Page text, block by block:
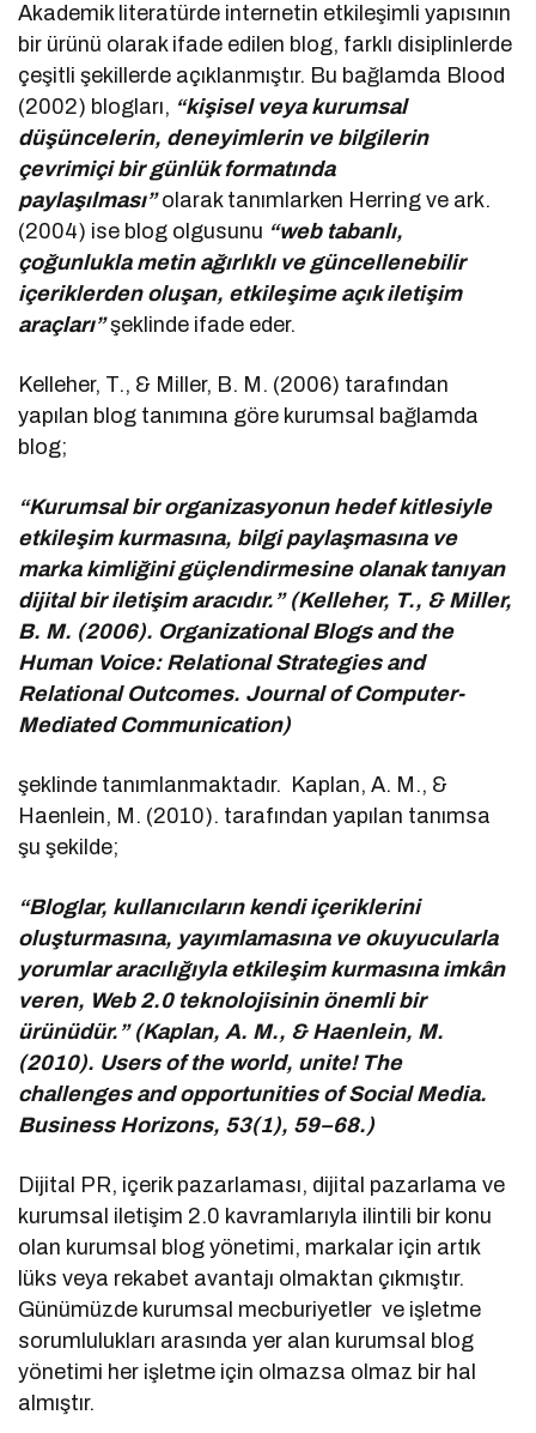
Akademik literatürde internetin etkileşimli yapısının
bir ürünü olarak ifade edilen blog, farklı disiplinlerde
çeşitli şekillerde açıklanmıştır. Bu bağlamda Blood
(2002) blogları, “kişisel veya kurumsal
düşüncelerin, deneyimlerin ve bilgilerin
çevrimiçi bir günlük formatında
paylaşılması”olarak tanımlarken Herring ve ark.
(2004) ise blog olgusunu “web tabanlı,
çoğunlukla metin ağırlıklı ve güncellenebilir
içeriklerden oluşan, etkileşime açık iletişim
araçları”şeklinde ifade eder.
Kelleher, T., & Miller, B. M. (2006) tarafından
yapılan blog tanımına göre kurumsal bağlamda
blog;
“Kurumsal bir organizasyonun hedef kitlesiyle
etkileşim kurmasına, bilgi paylaşmasına ve
marka kimliğini güçlendirmesine olanak tanıyan
dijital bir iletişim aracıdır.” (Kelleher, T., & Miller,
B. M. (2006). Organizational Blogs and the
Human Voice: Relational Strategies and
Relational Outcomes. Journal of Computer-
Mediated Communication)
şeklinde tanımlanmaktadır. Kaplan, A. M., &
Haenlein, M. (2010). tarafından yapılan tanımsa
şu şekilde;
“Bloglar, kullanıcıların kendi içeriklerini
oluşturmasına, yayımlamasına ve okuyucularla
yorumlar aracılığıyla etkileşim kurmasına imkân
veren, Web 2.0 teknolojisinin önemli bir
ürünüdür.” (Kaplan, A. M., & Haenlein, M.
(2010). Users of the world, unite! The
challenges and opportunities of Social Media.
Business Horizons, 53(1), 59–68.)
Dijital PR, içerik pazarlaması, dijital pazarlama ve
kurumsal iletişim 2.0 kavramlarıyla ilintili bir konu
olan kurumsal blog yönetimi, markalar için artık
lüks veya rekabet avantajı olmaktan çıkmıştır.
Günümüzde kurumsal mecburiyetler ve işletme
sorumlulukları arasında yer alan kurumsal blog
yönetimi her işletme için olmazsa olmaz bir hal
almıştır.